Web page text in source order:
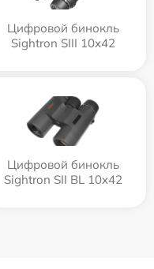
Цифровой бинокль
Sightron SIII 10x42
Цифровой бинокль
Sightron SII BL 10x42